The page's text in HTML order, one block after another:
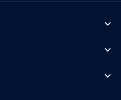
expand_more
expand_more
expand_more